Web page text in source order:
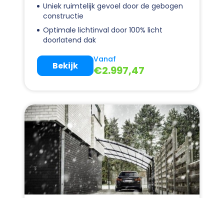
Uniek ruimtelijk gevoel door de gebogen
constructie
Optimale lichtinval door 100% licht
doorlatend dak
Vanaf
€2.997,47
Bekijk